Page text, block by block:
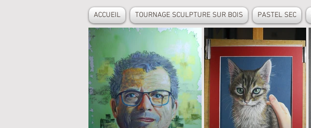
ACCUEIL TOURNAGE SCULPTURE SUR BOIS PASTEL SEC